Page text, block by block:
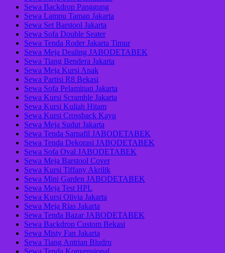
Sewa Backdrop Panggung
Sewa Lampu Taman Jakarta
Sewa Set Barstool Jakarta
Sewa Sofa Double Seater
Sewa Tenda Roder Jakarta Timur
Sewa Meja Dealing JABODETABEK
Sewa Tiang Bendera Jakarta
Sewa Meja Kursi Anak
Sewa Partisi R8 Bekasi
Sewa Sofa Pelaminan Jakarta
Sewa Kursi Scramble Jakarta
Sewa Kursi Kuliah Hitam
Sewa Kursi Crossback Kayu
Sewa Meja Sudut Jakarta
Sewa Tenda Sarnafil JABODETABEK
Sewa Tenda Dekorasi JABODETABEK
Sewa Sofa Oval JABODETABEK
Sewa Meja Barstool Cover
Sewa Kursi Tiffany Akrilik
Sewa Mini Garden JABODETABEK
Sewa Meja Test HPL
Sewa Kursi Olivia Jakarta
Sewa Meja Rias Jakarta
Sewa Tenda Bazar JABODETABEK
Sewa Backdrop Custom Bekasi
Sewa Misty Fan Jakarta
Sewa Tiang Antrian Bludru
Sewa Tenda Konvensional